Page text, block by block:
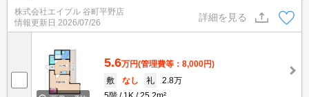
株式会社エイブル 谷町平野店
情報更新日 2026/07/26
詳細を見る
5.6万円(管理費等：8,000円)
敷
なし 礼
2.8万
5階
1K 25.2m²